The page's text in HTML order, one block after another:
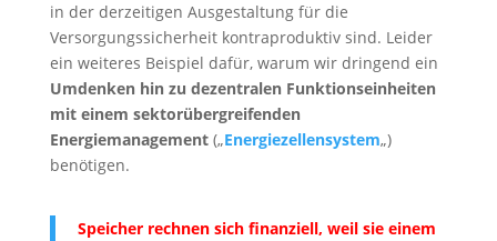
in der derzeitigen Ausgestaltung für die
Versorgungssicherheit kontraproduktiv sind. Leider
ein weiteres Beispiel dafür, warum wir dringend ein
Umdenken hin zu dezentralen Funktionseinheiten
mit einem sektorübergreifenden
Energiemanagement(„Energiezellensystem„)
benötigen.
Speicher rechnen sich finanziell, weil sie einem